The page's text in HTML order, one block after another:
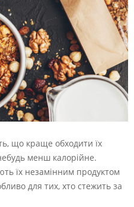
що краще обходити їх
менш калорійне.
їх незамінним продуктом
для тих, хто стежить за